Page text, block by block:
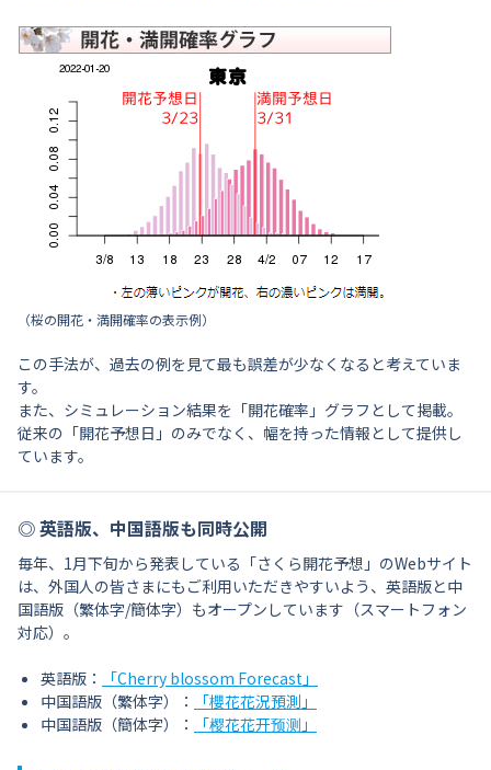
（桜の開花・満開確率の表示例）
この手法が、過去の例を見て最も誤差が少なくなると考えていま
す。
また、シミュレーション結果を「開花確率」グラフとして掲載。
従来の「開花予想日」のみでなく、幅を持った情報として提供し
ています。
◎ 英語版、中国語版も同時公開
毎年、1月下旬から発表している「さくら開花予想」のWebサイト
は、外国人の皆さまにもご利用いただきやすいよう、英語版と中
国語版（繁体字/簡体字）もオープンしています（スマートフォン
対応）。
英語版：
「Cherry blossom Forecast」
中国語版（繁体字）：
「櫻花花況預測」
中国語版（簡体字）：
「樱花花开预测」